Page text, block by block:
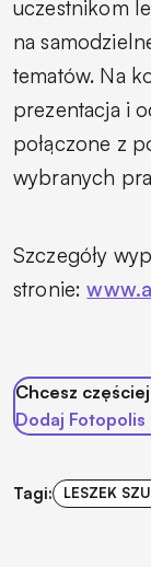
uczestnikom
na
tematów. Na
prezentacja i
połączone z
wybranych
Szczegóły
stronie:
Chcesz
Dodaj Fotopolis
Tagi: LESZEK